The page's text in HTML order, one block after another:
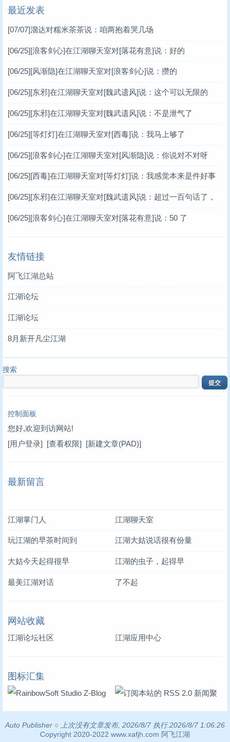
最近发表
[07/07]溜达对糯米茶茶说：咱两抱着哭几场
[06/25][浪客剑心]在江湖聊天室对[落花有意]说：好的
[06/25][风渐隐]在江湖聊天室对[浪客剑心]说：攒的
[06/25][东邪]在江湖聊天室对[魏武遗风]说：这个可以无限的
[06/25][东邪]在江湖聊天室对[魏武遗风]说：不是泄气了
[06/25][等灯灯]在江湖聊天室对[西毒]说：我马上够了
[06/25][浪客剑心]在江湖聊天室对[风渐隐]说：你说对不对呀
[06/25][西毒]在江湖聊天室对[等灯灯]说：我感觉本来是件好事
[06/25][东邪]在江湖聊天室对[魏武遗风]说：超过一百句话了，
[06/25][浪客剑心]在江湖聊天室对[落花有意]说：50 了
友情链接
阿飞江湖总站
江湖论坛
江湖论坛
8月新开凡尘江湖
搜索
控制面板
您好,欢迎到访网站!
[用户登录] [查看权限] [新建文章(PAD)]
最新留言
江湖掌门人 江湖聊天室
玩江湖的早茶时间到 江湖大姑说话很有份量
大姑今天起得很早 江湖的虫子，起得早
最美江湖对话 了不起
网站收藏
江湖论坛社区 江湖应用中心
图标汇集
Auto Publisher ○
上次没有文章发布, 2026/8/7 执行.2026/8/7 1:06:26
Copyright 2020-2022 www.xafjh.com 阿飞江湖